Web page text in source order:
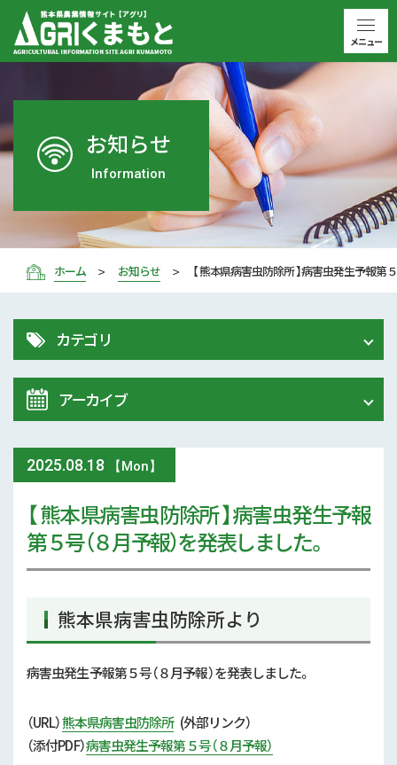
お知らせ
Information
ホーム お知らせ 【 熊本県病害虫防除所 】病害虫発生予報第
2025.08.18 【Mon】
【 熊本県病害虫防除所 】病害虫発生予報
第５号（８月予報）を発表しました。
熊本県病害虫防除所より
病害虫発生予報第５号（８月予報）を発表しました。
（URL）熊本県病害虫防除所(外部リンク）
（添付PDF）病害虫発生予報第５号（８月予報）
カテゴリ
令和8年 熊本地震関連情報
農業大学校
スマート農業
技術と方法
気象
病害虫
アーカイブ
2026年 (72)
2025年 (107)
2024年 (125)
2022年 (170)
2021年 (173)
2020年 (167)
メニュー